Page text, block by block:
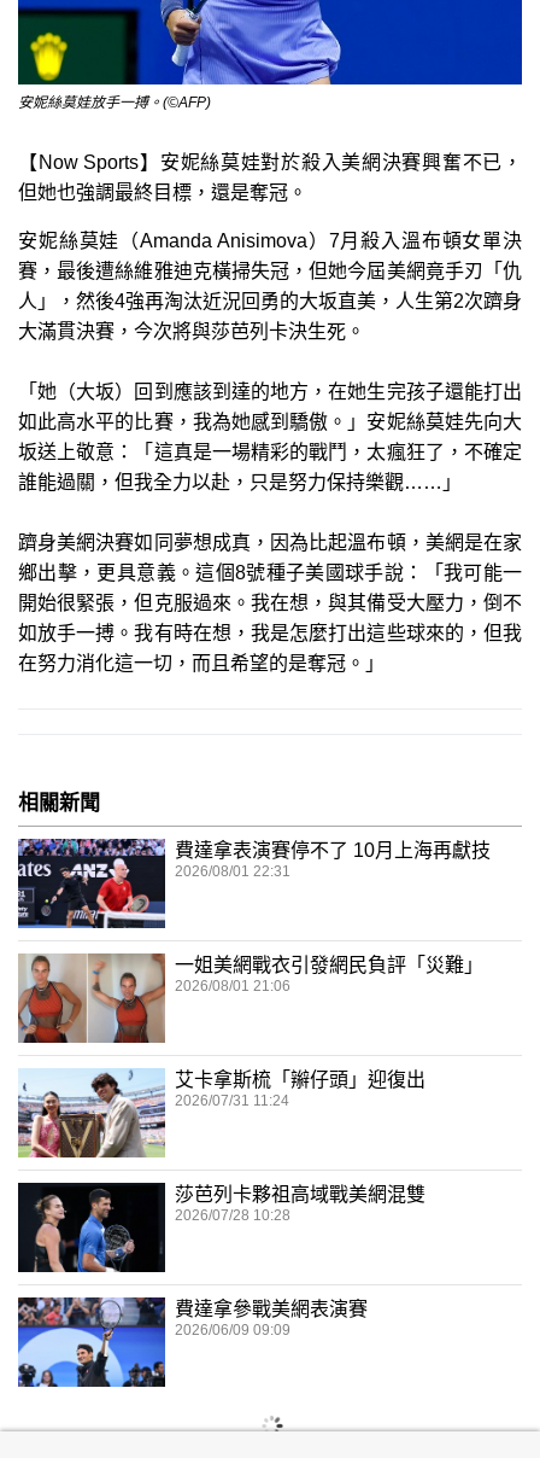
安妮絲莫娃放手一搏。(©AFP)
【Now Sports】安妮絲莫娃對於殺入美網決賽興奮不已，
但她也強調最終目標，還是奪冠。
安妮絲莫娃（Amanda Anisimova）7月殺入溫布頓女單決
賽，最後遭絲維雅迪克橫掃失冠，但她今屆美網竟手刃「仇
人」，然後4強再淘汰近況回勇的大坂直美，人生第2次躋身
大滿貫決賽，今次將與莎芭列卡決生死。
「她（大坂）回到應該到達的地方，在她生完孩子還能打出
如此高水平的比賽，我為她感到驕傲。」安妮絲莫娃先向大
坂送上敬意：「這真是一場精彩的戰鬥，太瘋狂了，不確定
誰能過關，但我全力以赴，只是努力保持樂觀……」
躋身美網決賽如同夢想成真，因為比起溫布頓，美網是在家
鄉出擊，更具意義。這個8號種子美國球手說：「我可能一
開始很緊張，但克服過來。我在想，與其備受大壓力，倒不
如放手一搏。我有時在想，我是怎麼打出這些球來的，但我
在努力消化這一切，而且希望的是奪冠。」
相關新聞
費達拿表演賽停不了 10月上海再獻技
2026/08/01 22:31
一姐美網戰衣引發網民負評「災難」
2026/08/01 21:06
艾卡拿斯梳「辮仔頭」迎復出
2026/07/31 11:24
莎芭列卡夥祖高域戰美網混雙
2026/07/28 10:28
費達拿參戰美網表演賽
2026/06/09 09:09